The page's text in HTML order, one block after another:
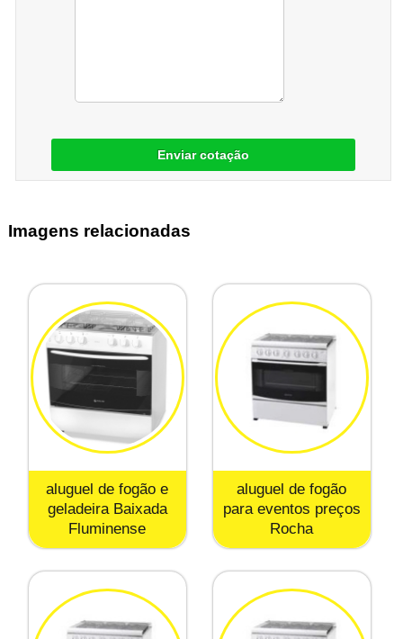
Enviar cotação
Imagens relacionadas
aluguel de fogão e
geladeira Baixada
Fluminense
aluguel de fogão
para eventos preços
Rocha